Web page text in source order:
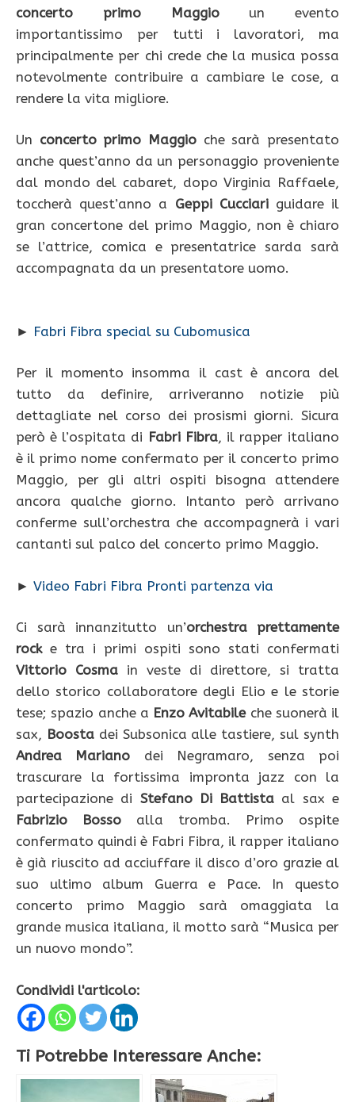
concerto primo Maggio un evento
importantissimo per tutti i lavoratori, ma
principalmente per chi crede che la musica possa
notevolmente contribuire a cambiare le cose, a
rendere la vita migliore.
Un concerto primo Maggio che sarà presentato
anche quest’anno da un personaggio proveniente
dal mondo del cabaret, dopo Virginia Raffaele,
toccherà quest’anno a Geppi Cucciari guidare il
gran concertone del primo Maggio, non è chiaro
se l’attrice, comica e presentatrice sarda sarà
accompagnata da un presentatore uomo.
► Fabri Fibra special su Cubomusica
Per il momento insomma il cast è ancora del
tutto da definire, arriveranno notizie più
dettagliate nel corso dei prosismi giorni. Sicura
però è l’ospitata di Fabri Fibra, il rapper italiano
è il primo nome confermato per il concerto primo
Maggio, per gli altri ospiti bisogna attendere
ancora qualche giorno. Intanto però arrivano
conferme sull’orchestra che accompagnerà i vari
cantanti sul palco del concerto primo Maggio.
► Video Fabri Fibra Pronti partenza via
Ci sarà innanzitutto un’orchestra prettamente
rock e tra i primi ospiti sono stati confermati
Vittorio Cosma in veste di direttore, si tratta
dello storico collaboratore degli Elio e le storie
tese; spazio anche a Enzo Avitabile che suonerà il
sax, Boostadei Subsonica alle tastiere, sul synth
Andrea Mariano dei Negramaro, senza poi
trascurare la fortissima impronta jazz con la
partecipazione di Stefano Di Battista al sax e
Fabrizio Bosso alla tromba. Primo ospite
confermato quindi è Fabri Fibra, il rapper italiano
è già riuscito ad acciuffare il disco d’oro grazie al
suo ultimo album Guerra e Pace. In questo
concerto primo Maggio sarà omaggiata la
grande musica italiana, il motto sarà “Musica per
un nuovo mondo”.
Condividi l'articolo:
Ti Potrebbe Interessare Anche: